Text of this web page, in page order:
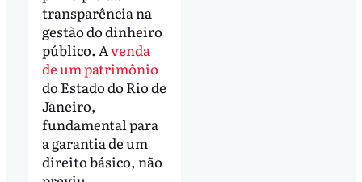
transparência na
gestão do dinheiro
público. Avenda
de um patrimônio
do Estado do Rio de
Janeiro,
fundamental para
a garantia de um
direito básico, não